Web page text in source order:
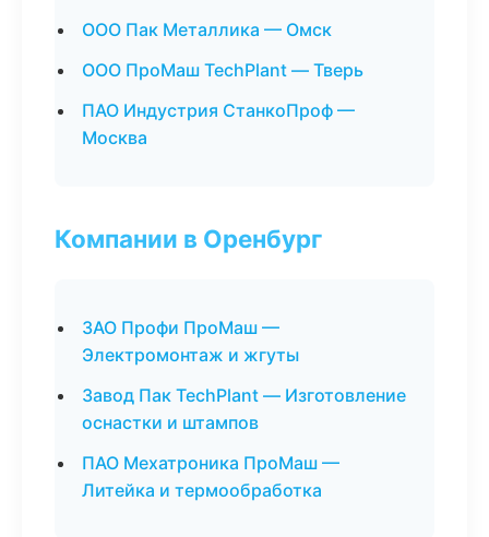
ООО Пак Металлика — Омск
ООО ПроМаш TechPlant — Тверь
ПАО Индустрия СтанкоПроф —
Москва
Компании в Оренбург
ЗАО Профи ПроМаш —
Электромонтаж и жгуты
Завод Пак TechPlant — Изготовление
оснастки и штампов
ПАО Мехатроника ПроМаш —
Литейка и термообработка